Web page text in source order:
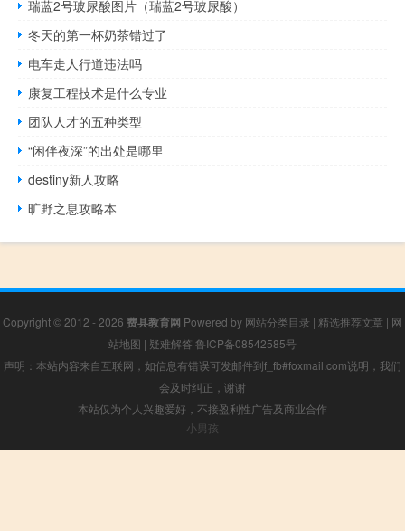
瑞蓝2号玻尿酸图片（瑞蓝2号玻尿酸）
冬天的第一杯奶茶错过了
电车走人行道违法吗
康复工程技术是什么专业
团队人才的五种类型
“闲伴夜深”的出处是哪里
destiny新人攻略
旷野之息攻略本
Copyright © 2012 - 2026 费县教育网 Powered by 网站分类目录 | 精选推荐文章 | 网
站地图 | 疑难解答 鲁ICP备08542585号
声明：本站内容来自互联网，如信息有错误可发邮件到f_fb#foxmail.com说明，我们
会及时纠正，谢谢
本站仅为个人兴趣爱好，不接盈利性广告及商业合作
小男孩